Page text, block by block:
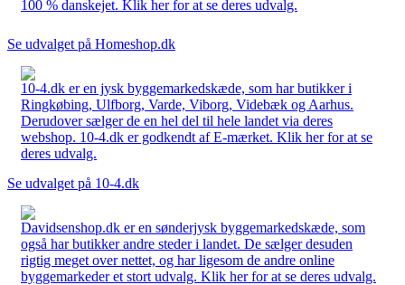
100 % danskejet. Klik her for at se deres udvalg.
Se udvalget på Homeshop.dk
10-4.dk er en jysk byggemarkedskæde, som har butikker i
Ringkøbing, Ulfborg, Varde, Viborg, Videbæk og Aarhus.
Derudover sælger de en hel del til hele landet via deres
webshop. 10-4.dk er godkendt af E-mærket. Klik her for at se
deres udvalg.
Se udvalget på 10-4.dk
Davidsenshop.dk er en sønderjysk byggemarkedskæde, som
også har butikker andre steder i landet. De sælger desuden
rigtig meget over nettet, og har ligesom de andre online
byggemarkeder et stort udvalg. Klik her for at se deres udvalg.